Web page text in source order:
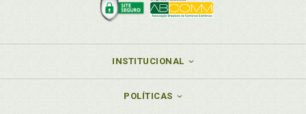
INSTITUCIONAL
POLÍTICAS